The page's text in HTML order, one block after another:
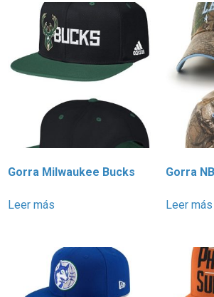
Gorra Milwaukee Bucks
Leer más
Gorra
Leer más